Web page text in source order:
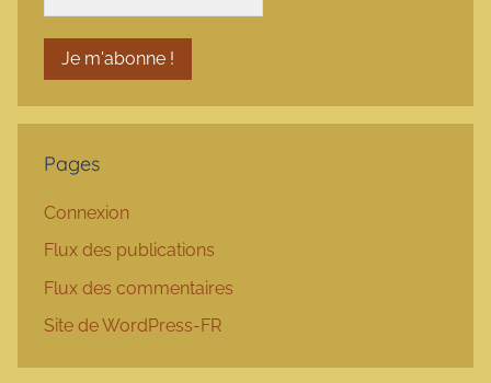
Pages
Connexion
Flux des publications
Flux des commentaires
Site de WordPress-FR